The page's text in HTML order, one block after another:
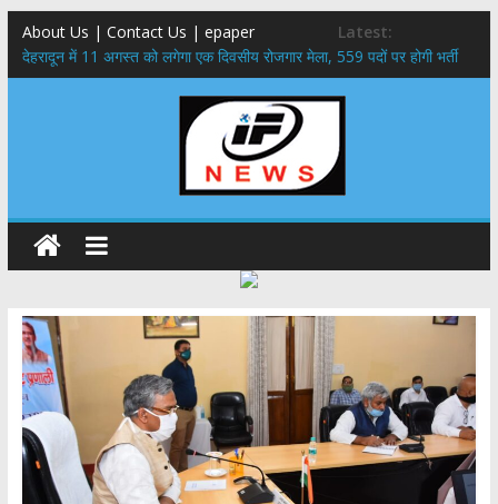
About Us | Contact Us | epaper
Latest:
​देहरादून में 11 अगस्त को लगेगा एक दिवसीय रोजगार मेला, 559 पदों पर होगी भर्ती
459 करोड़ से एचएनबी गढ़वाल विश्वविद्यालय में अनुसंधान संरचना होगी सुदृढ,उच्च
शिक्षा मंत्री धन सिंह रावत ने नवनियुक्त केन्द्रीय शिक्षा मंत्री से की मुलाकात
मुख्यमंत्री से महानिदेशक एनसीसी ने की शिष्टाचार भेंट,उत्तराखण्ड में एनसीसी के
विस्तार एवं आधुनिक आधारभूत संरचना के विकास पर हुई महत्वपूर्ण चर्चा
एमडीडीए बोर्ड बैठक, देहरादून और मसूरी के विकास के लिए 25 बड़े प्रस्तावों को मिली
बुजुर्ग-दिव्यांगों के घर जाएंगे बीएलओ, करेंगे नोटिसों का निस्तारण